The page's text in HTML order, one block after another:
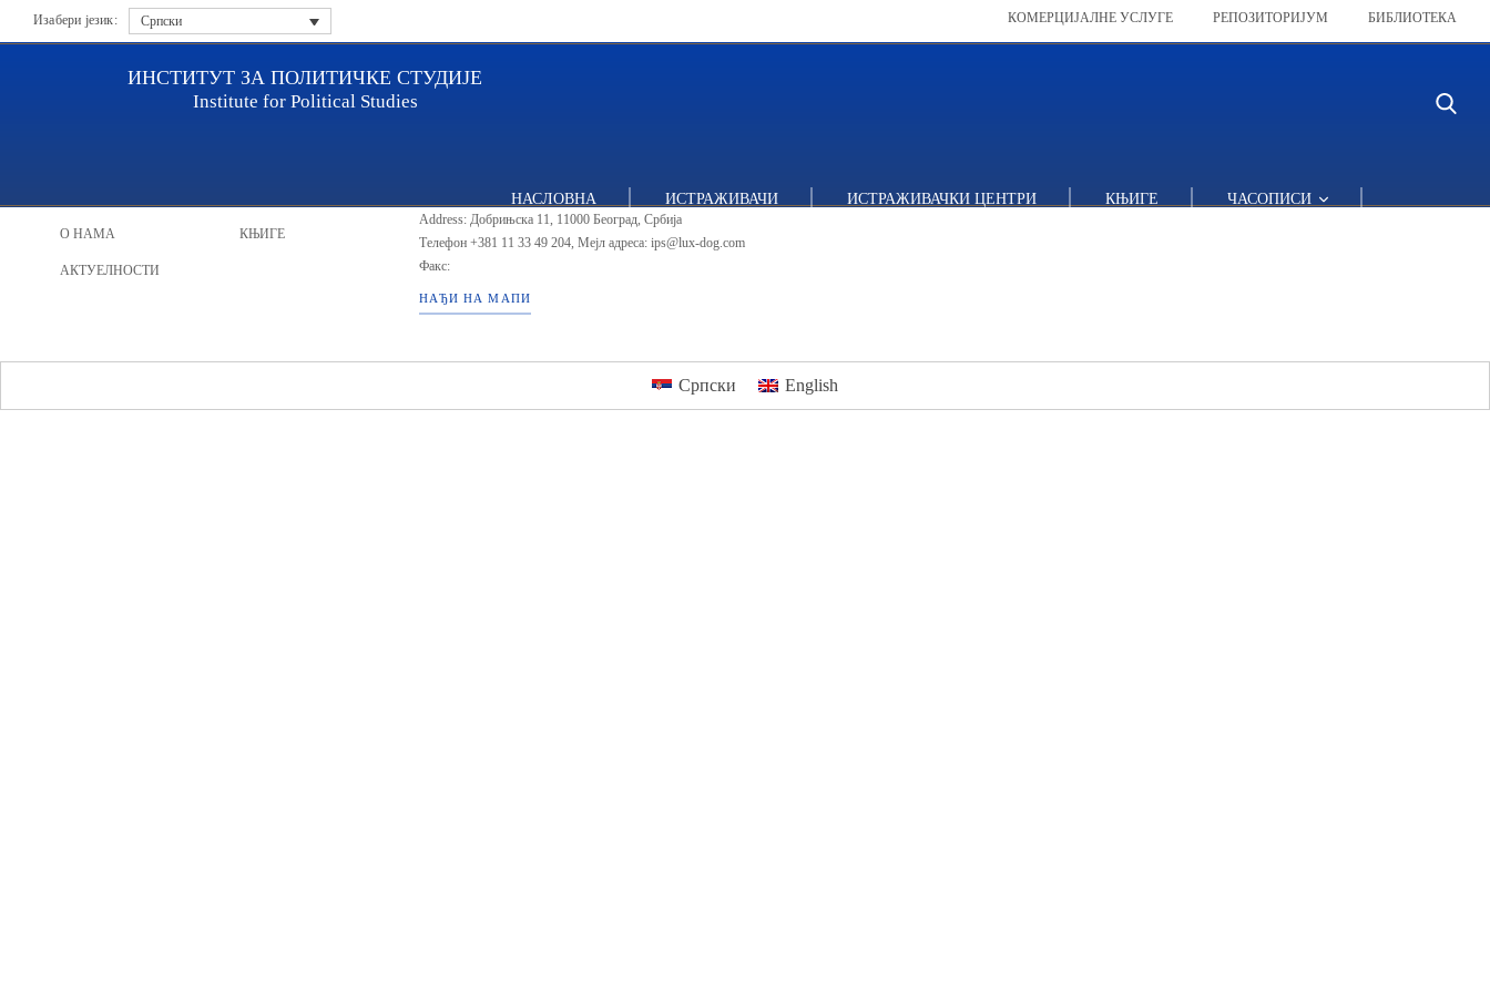
Изабери језик: Српски КОМЕРЦИЈАЛНЕ УСЛУГЕ РЕПОЗИТОРИЈУМ БИБЛИОТЕКА
ИНСТИТУТ ЗА ПОЛИТИЧКЕ СТУДИЈЕ
Institute for Political Studies
НАСЛОВНА ИСТРАЖИВАЧИ ИСТРАЖИВАЧКИ ЦЕНТРИ КЊИГЕ ЧАСОПИСИ
О НАМА
АКТУЕЛНОСТИ
КЊИГЕ
ИПС - Институт за политичке студије
Address: Добрињска 11, 11000 Београд, Србија
Телефон +381 11 33 49 204, Мејл адреса: ips@lux-dog.com
Факс:
НАЂИ НА МАПИ
Српски English